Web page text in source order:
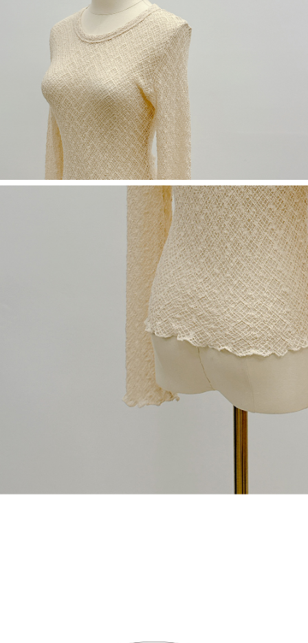
恩沛科技股份有限公司將有權停止該用戶之使用額度並採取法律行動。